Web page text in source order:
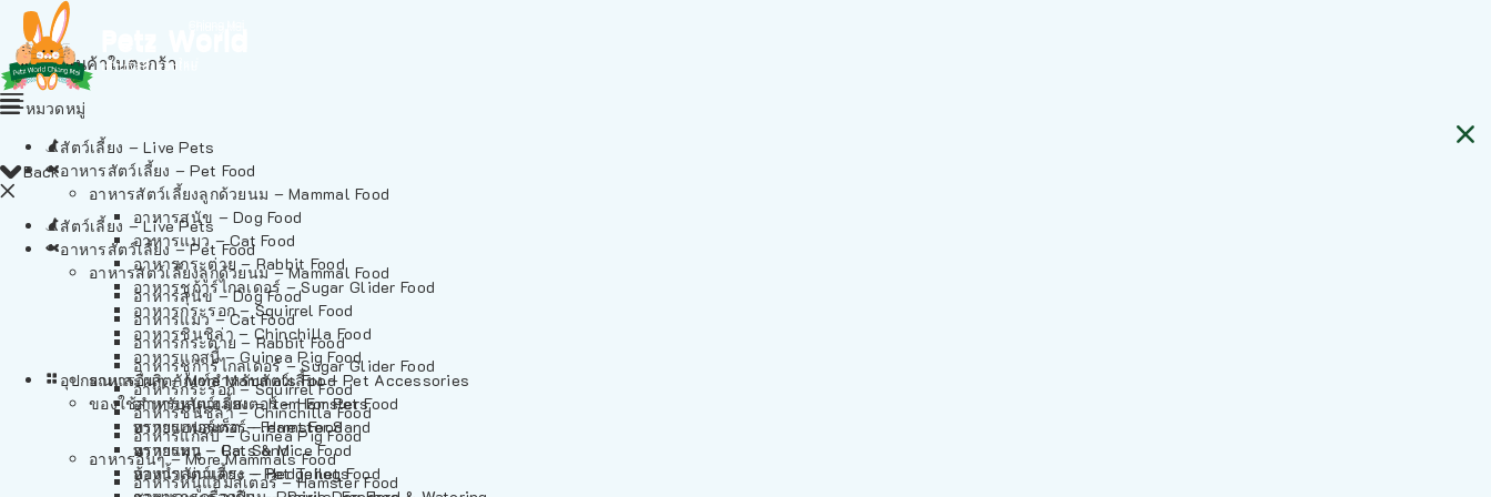
ไม่มีสินค้าในตะกร้า
Back
สัตว์เลี้ยง – Live Pets
อาหารสัตว์เลี้ยง – Pet Food
อาหารสัตว์เลี้ยงลูกด้วยนม – Mammal Food
อาหารสุนัข – Dog Food
อาหารแมว – Cat Food
อาหารกระต่าย – Rabbit Food
อาหารชูก้าร์ไกลเดอร์ – Sugar Glider Food
อาหารกระรอก – Squirrel Food
อาหารชินชิล่า – Chinchilla Food
อาหารแกสบี้ – Guinea Pig Food
อาหารอื่นๆ – More Mammals Food
อาหารหนูแฮมสเตอร์ – Hamster Food
หมวดหมู่
สัตว์เลี้ยง – Live Pets
อาหารสัตว์เลี้ยง – Pet Food
อาหารสัตว์เลี้ยงลูกด้วยนม – Mammal Food
อาหารสุนัข – Dog Food
อาหารแมว – Cat Food
อาหารกระต่าย – Rabbit Food
อาหารชูก้าร์ไกลเดอร์ – Sugar Glider Food
อาหารกระรอก – Squirrel Food
อาหารชินชิล่า – Chinchilla Food
อาหารแกสบี้ – Guinea Pig Food
อาหารอื่นๆ – More Mammals Food
อาหารหนูแฮมสเตอร์ – Hamster Food
อาหารเฟอร์เร็ต – Ferret Food
อาหารหนู – Rats & Mice Food
อาหารเม่นแคระ – Hedgehog Food
อุปกรณและผลิตภัณฑ์สำหรับสัตว์เลี้ยง – Pet Accessories
ของใช้สำหรับสัตว์เลี้ยง – Item For Pets
ทรายแฮมสเตอร์ – Hamster Sand
ทรายแมว – Cat Sand
ห้องน้ำสัตว์เลี้ยง – Pet Toilets